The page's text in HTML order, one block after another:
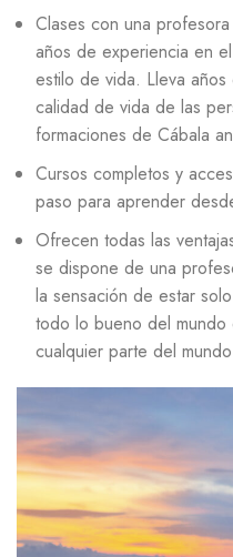
Clases con una
años de experiencia en
estilo de vida. Lleva
calidad de vida de las
formaciones de Cábala
Cursos completos y
paso para aprender
Ofrecen todas las
se dispone de una
la sensación de estar
todo lo bueno del
cualquier parte del